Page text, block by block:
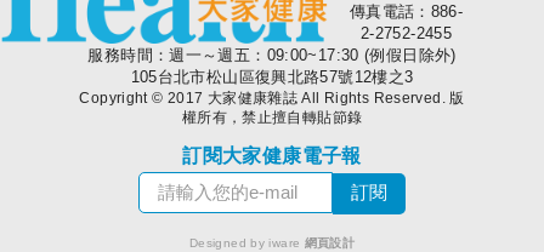
傳真電話：886-
2-2752-2455
服務時間：週一～週五：09:00~17:30 (例假日除外)
105台北市松山區復興北路57號12樓之3
Copyright © 2017 大家健康雜誌 All Rights Reserved. 版
權所有，禁止擅自轉貼節錄
訂閱大家健康電子報
Designed by iware 網頁設計